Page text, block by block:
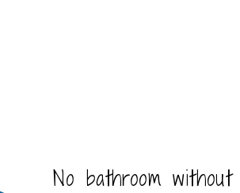
No bathroom